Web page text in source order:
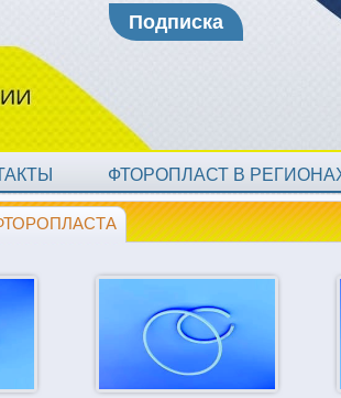
Подписка
ФТОРОПЛАСТ В